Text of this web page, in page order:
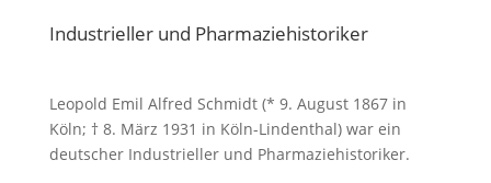
Industrieller und Pharmaziehistoriker
Leopold Emil Alfred Schmidt (* 9. August 1867 in
Köln; † 8. März 1931 in Köln-Lindenthal) war ein
deutscher Industrieller und Pharmaziehistoriker.